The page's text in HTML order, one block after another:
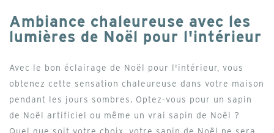
Ambiance chaleureuse avec les
lumières de Noël pour l'intérieur
Avec le bon éclairage de Noël pour l'intérieur, vous
obtenez cette sensation chaleureuse dans votre maison
pendant les jours sombres. Optez-vous pour un sapin
de Noël artificiel ou même un vrai sapin de Noël ?